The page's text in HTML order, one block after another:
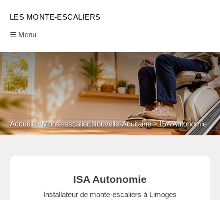
LES MONTE-ESCALIERS
☰ Menu
Accueil Monte-escalier Nouvelle-Aquitaine ISA Autonomie
ISA Autonomie
Installateur de monte-escaliers à Limoges